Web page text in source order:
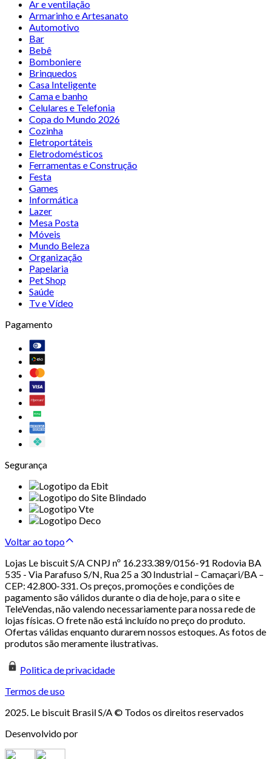
Ar e ventilação
Armarinho e Artesanato
Automotivo
Bar
Bebê
Bomboniere
Brinquedos
Casa Inteligente
Cama e banho
Celulares e Telefonia
Copa do Mundo 2026
Cozinha
Eletroportáteis
Eletrodomésticos
Ferramentas e Construção
Festa
Games
Informática
Lazer
Mesa Posta
Móveis
Mundo Beleza
Organização
Papelaria
Pet Shop
Saúde
Tv e Vídeo
Pagamento
Segurança
Voltar ao topo
Lojas Le biscuit S/A CNPJ nº 16.233.389/0156-91 Rodovia BA
535 - Via Parafuso S/N, Rua 25 a 30 Industrial – Camaçari/BA –
CEP: 42.800-331. Os preços, promoções e condições de
pagamento são válidos durante o dia de hoje, para o site e
TeleVendas, não valendo necessariamente para nossa rede de
lojas físicas. O frete não está incluído no preço do produto.
Ofertas válidas enquanto durarem nossos estoques. As fotos de
produtos são meramente ilustrativas.
Politica de privacidade
Termos de uso
2025. Le biscuit Brasil S/A © Todos os direitos reservados
Desenvolvido por